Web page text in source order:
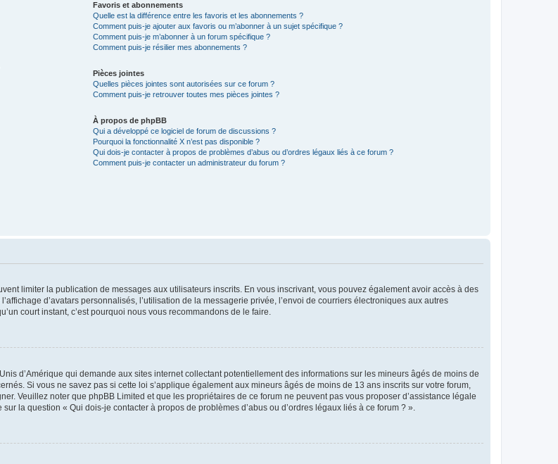
Favoris et abonnements
Quelle est la différence entre les favoris et les abonnements ?
Comment puis-je ajouter aux favoris ou m’abonner à un sujet spécifique ?
Comment puis-je m’abonner à un forum spécifique ?
Comment puis-je résilier mes abonnements ?
Pièces jointes
Quelles pièces jointes sont autorisées sur ce forum ?
Comment puis-je retrouver toutes mes pièces jointes ?
À propos de phpBB
Qui a développé ce logiciel de forum de discussions ?
Pourquoi la fonctionnalité X n’est pas disponible ?
Qui dois-je contacter à propos de problèmes d’abus ou d’ordres légaux liés à ce forum ?
Comment puis-je contacter un administrateur du forum ?
limiter la publication de messages aux utilisateurs inscrits. En vous inscrivant, vous pouvez également avoir accès à des
d’avatars personnalisés, l’utilisation de la messagerie privée, l’envoi de courriers électroniques aux autres
court instant, c’est pourquoi nous vous recommandons de le faire.
d’Amérique qui demande aux sites internet collectant potentiellement des informations sur les mineurs âgés de moins de
Si vous ne savez pas si cette loi s’applique également aux mineurs âgés de moins de 13 ans inscrits sur votre forum,
Veuillez noter que phpBB Limited et que les propriétaires de ce forum ne peuvent pas vous proposer d’assistance légale
la question « Qui dois-je contacter à propos de problèmes d’abus ou d’ordres légaux liés à ce forum ? ».